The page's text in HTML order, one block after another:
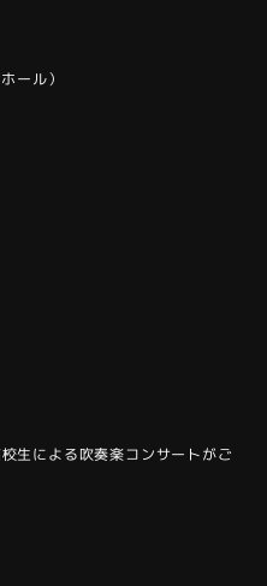
ール）
生による吹奏楽コンサートがご